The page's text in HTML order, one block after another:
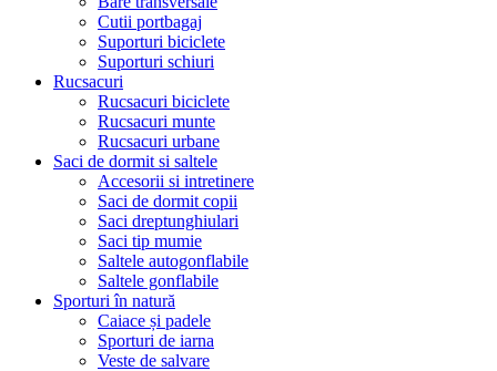
Cutii portbagaj
Suporturi biciclete
Suporturi schiuri
Rucsacuri
Rucsacuri biciclete
Rucsacuri munte
Rucsacuri urbane
Saci de dormit si saltele
Accesorii si intretinere
Saci de dormit copii
Saci dreptunghiulari
Saci tip mumie
Saltele autogonflabile
Saltele gonflabile
Sporturi în natură
Caiace și padele
Sporturi de iarna
Veste de salvare